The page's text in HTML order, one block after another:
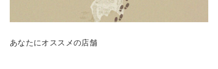
あなたにオススメの店舗